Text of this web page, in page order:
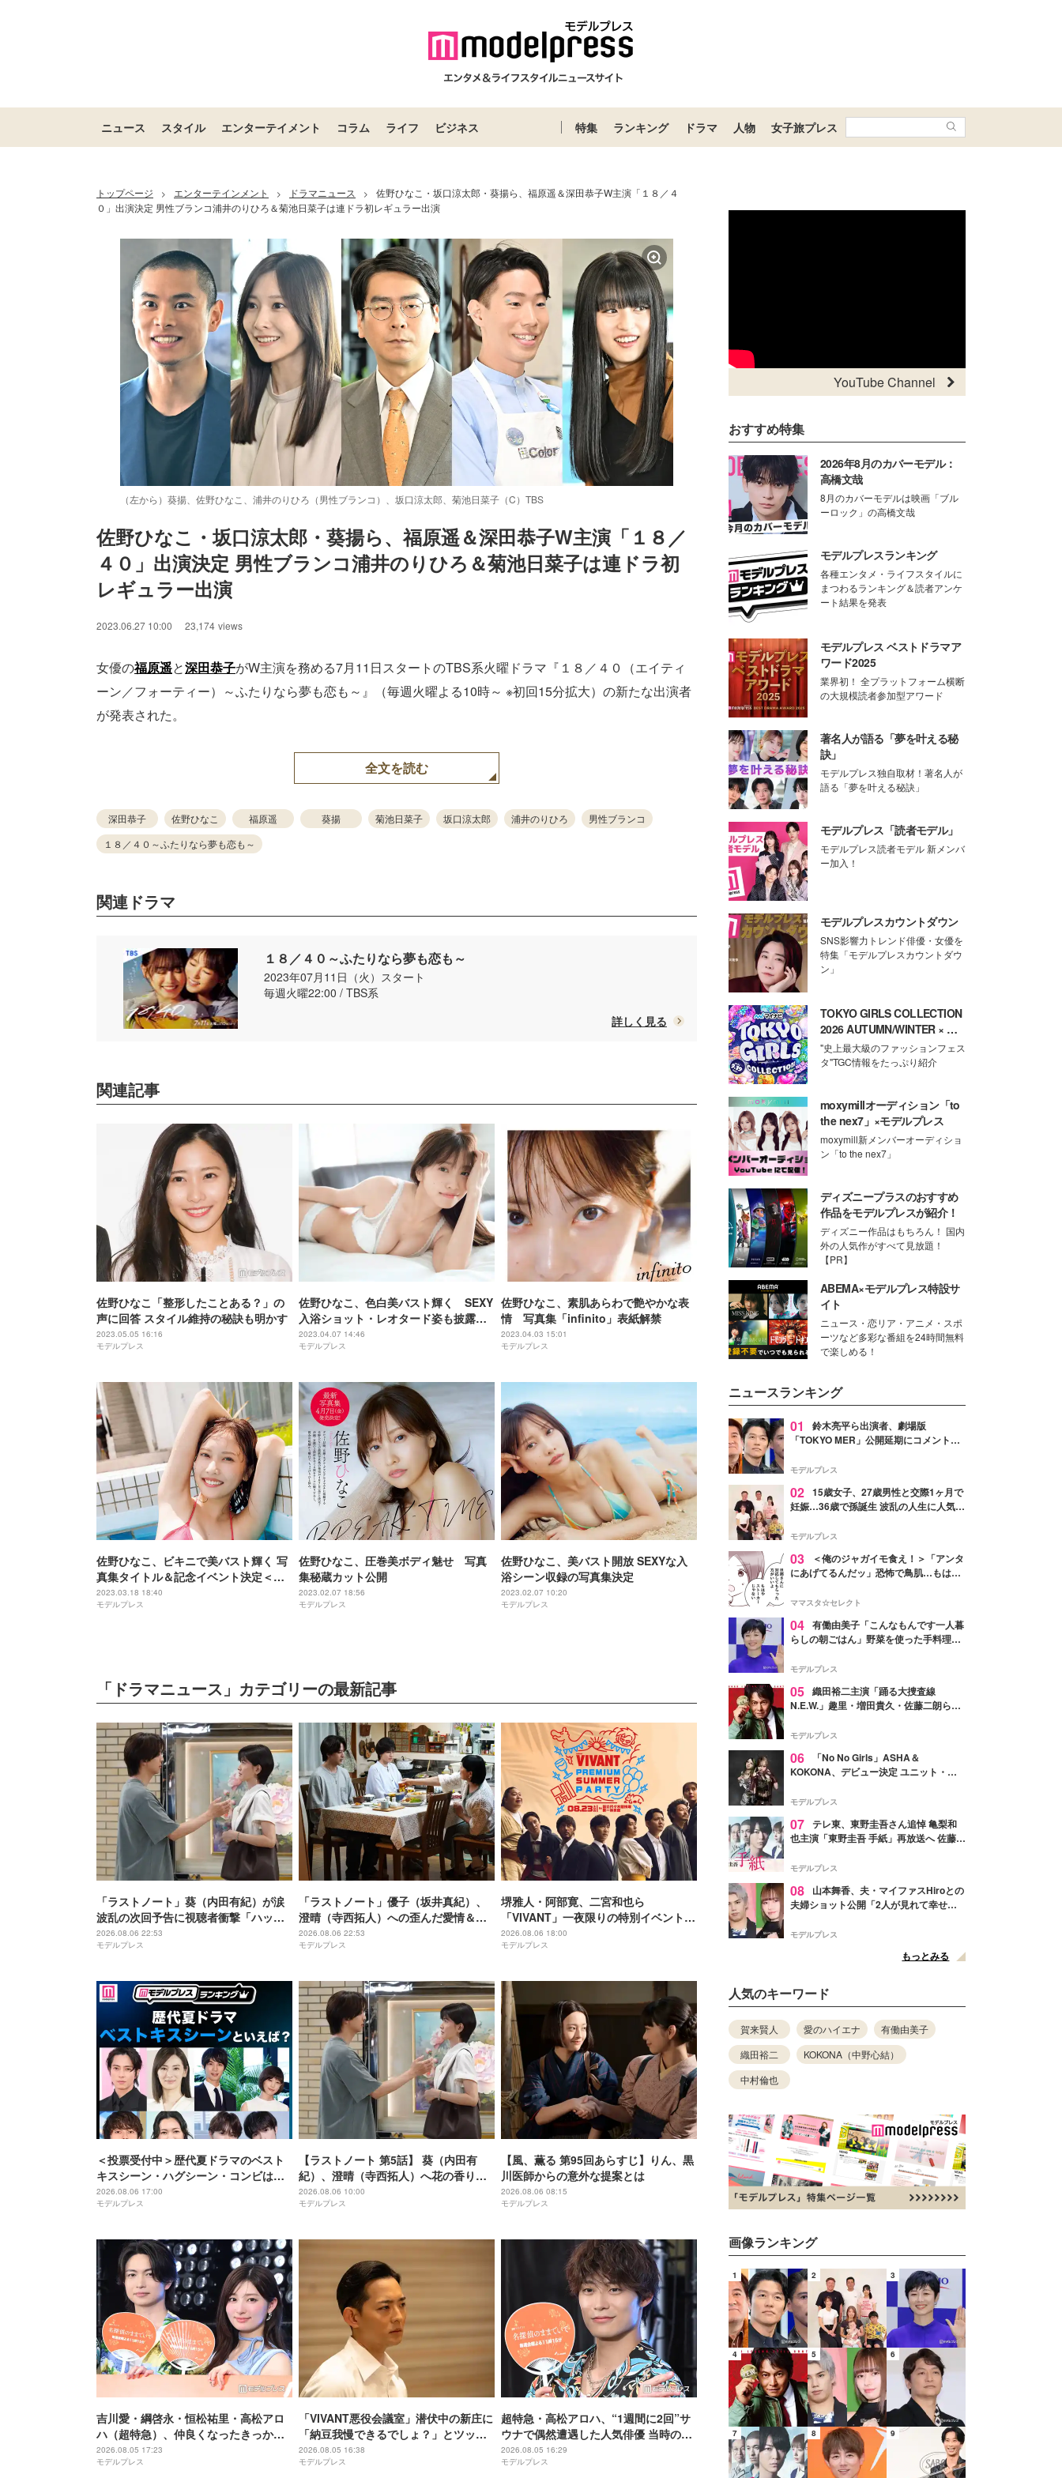
ニュース スタイル エンターテイメント コラム ライフ ビジネス 特集 ランキング ドラマ 人物 女子旅プレス
トップページ > エンターテインメント > ドラマニュース >
佐野ひなこ・坂口涼太郎・葵揚ら、福原遥＆深田恭子W主演「１８／４
０」出演決定 男性ブランコ浦井のりひろ＆菊池日菜子は連ドラ初レギュラー出演
（左から）葵揚、佐野ひなこ、浦井のりひろ（男性ブランコ）、坂口涼太郎、菊池日菜子（C）TBS
Unmute Loaded
83.55%
佐野ひなこ・坂口涼太郎・葵揚ら、福原遥＆深田恭子W主演「１８／
４０」出演決定 男性ブランコ浦井のりひろ＆菊池日菜子は連ドラ初
レギュラー出演
2023.06.27 10:00 23,174 views
女優の福原遥と深田恭子がW主演を務める7月11日スタートのTBS系火曜ドラマ『１８／４０（エイティ
ーン／フォーティー）～ふたりなら夢も恋も～』（毎週火曜よる10時～ ※初回15分拡大）の新たな出演者
が発表された。
全文を読む
深田恭子 佐野ひなこ 福原遥 葵揚 菊池日菜子 坂口涼太郎 浦井のりひろ
男性ブランコ
１８／４０～ふたりなら夢も恋も～
関連ドラマ
１８／４０～ふたりなら夢も恋も～
2023年07月11日（火）スタート
毎週火曜22:00 / TBS系
詳しく見る
関連記事
佐野ひなこ「整形したことある？」の
声に回答 スタイル維持の秘訣も明かす
2023.05.05 16:16
モデルプレス
佐野ひなこ、色白美バスト輝く SEXY
入浴ショット・レオタード姿も披露＜
infinito＞
2023.04.07 14:46
モデルプレス
佐野ひなこ、素肌あらわで艶やかな表
情 写真集「infinito」表紙解禁
2023.04.03 15:01
モデルプレス
佐野ひなこ、ビキニで美バスト輝く 写
真集タイトル＆記念イベント決定＜
infinito＞
2023.03.18 18:40
モデルプレス
佐野ひなこ、圧巻美ボディ魅せ 写真
集秘蔵カット公開
2023.02.07 18:56
モデルプレス
佐野ひなこ、美バスト開放 SEXYな入
浴シーン収録の写真集決定
2023.02.07 10:20
モデルプレス
「ドラマニュース」カテゴリーの最新記事
「ラストノート」葵（内田有紀）が涙
波乱の次回予告に視聴者衝撃「ハッピ
ーエンドに進むのかと思ったのに」
「不穏すぎる」【ネタバレあり】
2026.08.06 22:53
モデルプレス
「ラストノート」優子（坂井真紀）、
澄晴（寺西拓人）への歪んだ愛情＆執
着浮き彫りに「完全にホラー」「目に
光がない」【ネタバレあり】
2026.08.06 22:53
モデルプレス
堺雅人・阿部寛、二宮和也ら
「VIVANT」一夜限りの特別イベント出
演者11人解禁
2026.08.06 18:00
モデルプレス
＜投票受付中＞歴代夏ドラマのベスト
キスシーン・ハグシーン・コンビは？
【モデルプレスランキング】
2026.08.06 17:00
モデルプレス
【ラストノート 第5話】 葵（内田有
紀）、澄晴（寺西拓人）へ花の香り感
じなくなった経緯明かす
2026.08.06 10:00
モデルプレス
【風、薫る 第95回あらすじ】りん、黒
川医師からの意外な提案とは
2026.08.06 08:15
モデルプレス
吉川愛・綱啓永・恒松祐里・高松アロ
ハ（超特急）、仲良くなったきっかけ
のアニメとは「個性があるアニメね」
【名探偵のままでいて】
2026.08.05 17:23
モデルプレス
「VIVANT悪役会議室」潜伏中の新庄に
「納豆我慢できるでしょ？」とツッコ
ミ「VIVANT考察をする視聴者目線」
「私も会議に参加したい」と話題【ネ
2026.08.05 16:38
モデルプレス
超特急・高松アロハ、“1週間に2回”サ
ウナで偶然遭遇した人気俳優 当時の状
況再現「めっちゃ可愛いなと思いまし
た」【名探偵のままでいて】
2026.08.05 16:29
モデルプレス
YouTube Channel
おすすめ特集
2026年8月のカバーモデル：
高橋文哉
8月のカバーモデルは映画「ブル
ーロック」の高橋文哉
モデルプレスランキング
各種エンタメ・ライフスタイルに
まつわるランキング＆読者アンケ
ート結果を発表
モデルプレス ベストドラマア
ワード2025
業界初！ 全プラットフォーム横断
の大規模読者参加型アワード
著名人が語る「夢を叶える秘
訣」
モデルプレス独自取材！著名人が
語る「夢を叶える秘訣」
モデルプレス「読者モデル」
モデルプレス読者モデル 新メンバ
ー加入！
モデルプレスカウントダウン
SNS影響力トレンド俳優・女優を
特集「モデルプレスカウントダウ
ン」
TOKYO GIRLS COLLECTION
2026 AUTUMN/WINTER × モ
デルプレス
"史上最大級のファッションフェス
タ"TGC情報をたっぷり紹介
moxymillオーディション「to
the nex7」×モデルプレス
moxymill新メンバーオーディショ
ン「to the nex7」
ディズニープラスのおすすめ
作品をモデルプレスが紹介！
ディズニー作品はもちろん！ 国内
外の人気作がすべて見放題！
【PR】
ABEMA×モデルプレス特設サ
イト
ニュース・恋リア・アニメ・スポ
ーツなど多彩な番組を24時間無料
で楽しめる！
ニュースランキング
01
鈴木亮平ら出演者、劇場版
「TOKYO MER」公開延期にコメント
最大の敬意とエールを」
モデルプレス
02 15歳女子、27歳男性と交際1ヶ月で
妊娠…36歳で孫誕生 波乱の人生に人気タ
よ！」
モデルプレス
03
＜俺のジャガイモ食え！＞「アンタ
にあげてるんだッ」恐怖で鳥肌…もはや
ママスタ☆セレクト
04 有働由美子「こんなもんです一人暮
らしの朝ごはん」野菜を使った手料理公
そう」と反響
モデルプレス
05 織田裕二主演「踊る大捜査線
N.E.W.」趣里・増田貴久・佐藤二朗ら新
徴する“謎のキーワード”も
モデルプレス
06
「No No Girls」ASHA＆
KOKONA、デビュー決定 ユニット・
リリースへ
モデルプレス
07 テレ東、東野圭吾さん追悼 亀梨和
也主演「東野圭吾 手紙」再放送へ 佐藤隆
モデルプレス
08
山本舞香、夫・マイファスHiroとの
夫婦ショット公開「2人が見れて幸せ」
モデルプレス
もっとみる
人気のキーワード
賀来賢人 愛のハイエナ
有働由美子
織田裕二
KOKONA（中野心結）
中村倫也
画像ランキング
1 2 3
4 5 6
7 8 9